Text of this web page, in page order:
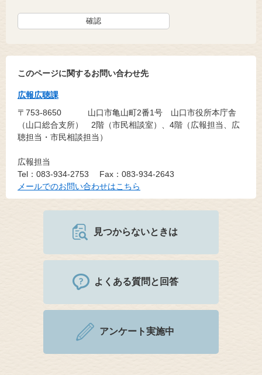
このページに関するお問い合わせ先
広報広聴課
〒753-8650
山口市亀山町2番1号 山口市役所本庁舎
（山口総合支所） 2階（市民相談室）、4階（広報担当、広
聴担当・市民相談担当）
広報担当
Tel：083-934-2753
Fax：083-934-2643
メールでのお問い合わせはこちら
見つからないときは
よくある質問と回答
アンケート実施中